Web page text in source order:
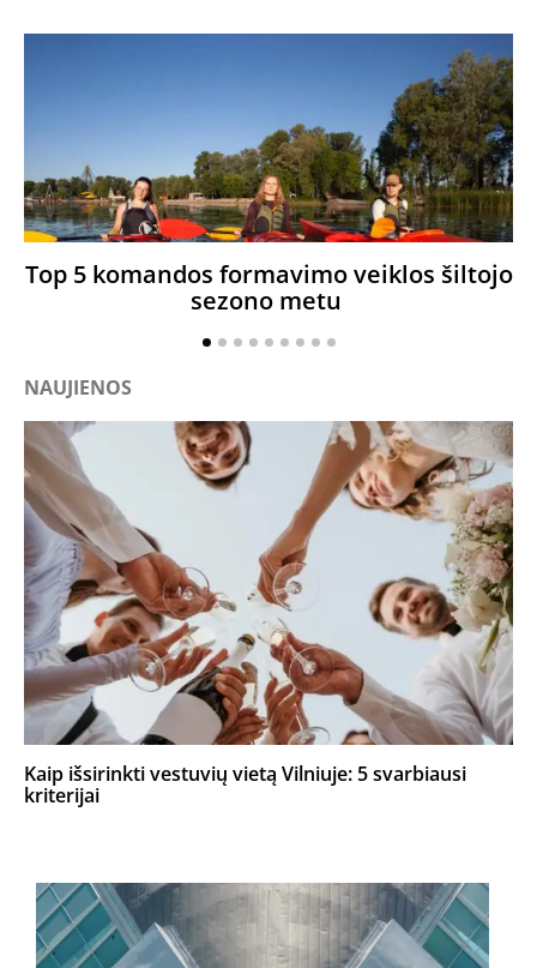
Top 5 komandos formavimo veiklos šiltojo
sezono metu
NAUJIENOS
Kaip išsirinkti vestuvių vietą Vilniuje: 5 svarbiausi
kriterijai